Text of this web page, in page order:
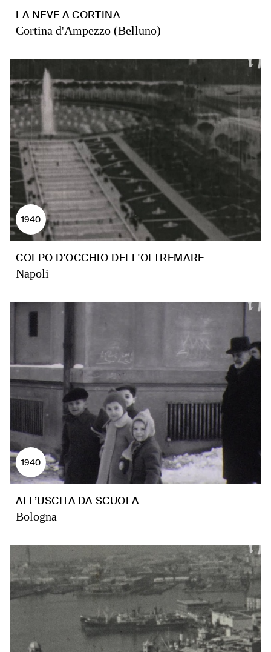
LA NEVE A CORTINA
Cortina d'Ampezzo (Belluno)
1940
COLPO D'OCCHIO DELL'OLTREMARE
Napoli
1940
ALL’USCITA DA SCUOLA
Bologna